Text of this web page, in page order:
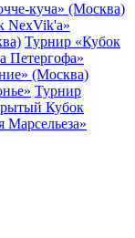
куча» (Москва)
NexVik'a»
Турнир «Кубок
Петергофа»
(Москва)
Турнир
Кубок
Марсельеза»